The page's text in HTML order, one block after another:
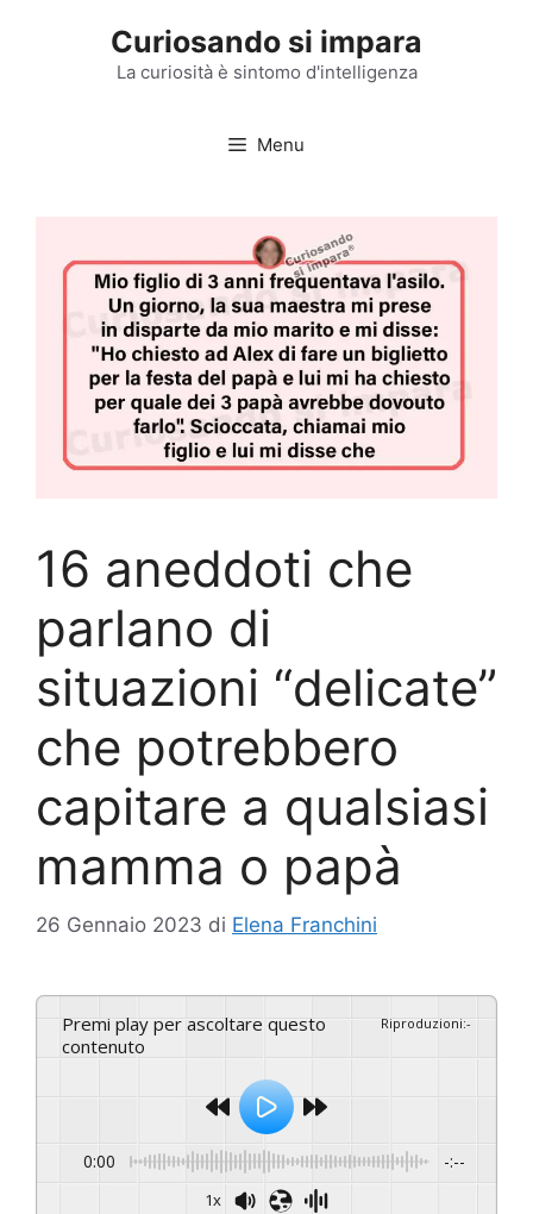
Curiosando si impara
La curiosità è sintomo d'intelligenza
Menu
16 aneddoti che
parlano di
situazioni “delicate”
che potrebbero
capitare a qualsiasi
mamma o papà
26 Gennaio 2023 di Elena Franchini
Premi play per ascoltare questo
contenuto
Riproduzioni:-
0:00 -:--
1x